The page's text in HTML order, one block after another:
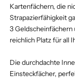
Kartenfächern, die
Strapazierfähigkeit
3
reichlich Platz für all
Die durchdachte
Einsteckfächer,